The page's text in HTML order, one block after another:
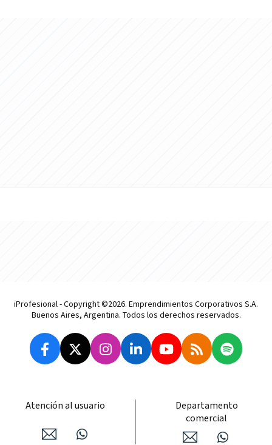
iProfesional - Copyright ©2026. Emprendimientos Corporativos S.A.
Buenos Aires, Argentina. Todos los derechos reservados.
Atención al usuario
Departamento
comercial